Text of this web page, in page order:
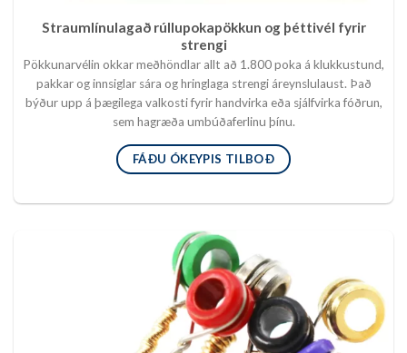
Straumlínulagað rúllupokapökkun og þéttivél fyrir
strengi
Pökkunarvélin okkar meðhöndlar allt að 1.800 poka á klukkustund,
pakkar og innsiglar sára og hringlaga strengi áreynslulaust. Það
býður upp á þægilega valkosti fyrir handvirka eða sjálfvirka fóðrun,
sem hagræða umbúðaferlinu þínu.
FÁÐU ÓKEYPIS TILBOÐ